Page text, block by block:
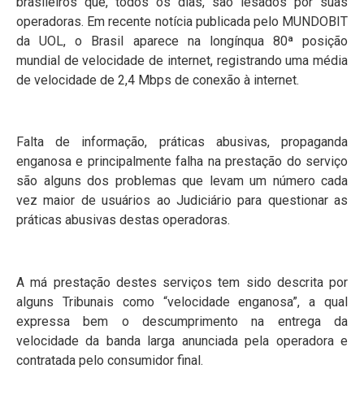
operadoras. Em recente notícia publicada pelo MUNDOBIT
da UOL, o Brasil aparece na longínqua 80ª posição
mundial de velocidade de internet, registrando uma média
de velocidade de 2,4 Mbps de conexão à internet.
Falta de informação, práticas abusivas, propaganda
enganosa e principalmente falha na prestação do serviço
são alguns dos problemas que levam um número cada
vez maior de usuários ao Judiciário para questionar as
práticas abusivas destas operadoras.
A má prestação destes serviços tem sido descrita por
alguns Tribunais como “velocidade enganosa”, a qual
expressa bem o descumprimento na entrega da
velocidade da banda larga anunciada pela operadora e
contratada pelo consumidor final.